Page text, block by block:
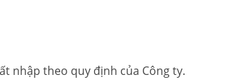
nhập theo quy định của Công ty.